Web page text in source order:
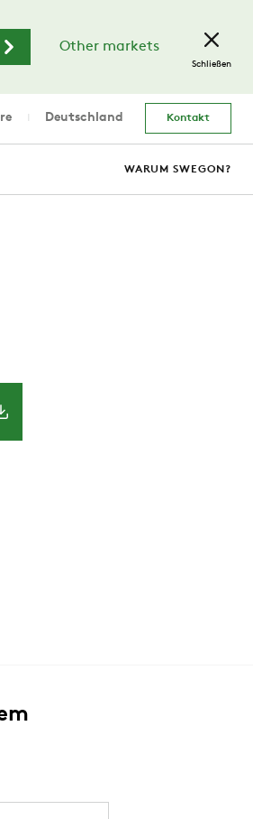
Other markets
Schließen
Deutschland Kontakt
WARUM SWEGON?